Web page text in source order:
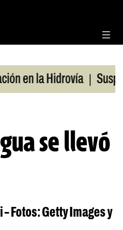
Hidrovía | Suspenden
se llevó
Fotos: Getty Images y